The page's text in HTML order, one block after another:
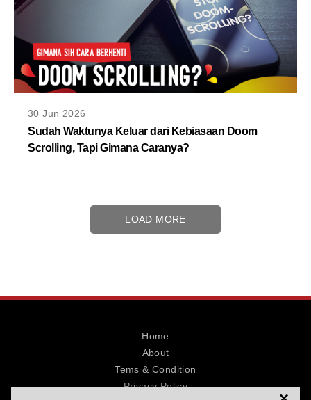
30 Jun 2026
Sudah Waktunya Keluar dari Kebiasaan Doom
Scrolling, Tapi Gimana Caranya?
LOAD MORE
Home
About
Tems & Condition
Privacy Policy